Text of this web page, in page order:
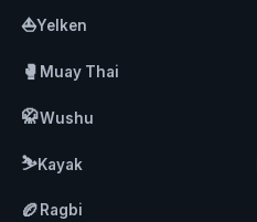
⛵Yelken
🥊 Muay Thai
🥋Wushu
⛷️Kayak
🏉 Ragbi